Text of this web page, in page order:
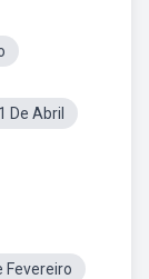
De Abril
Fevereiro